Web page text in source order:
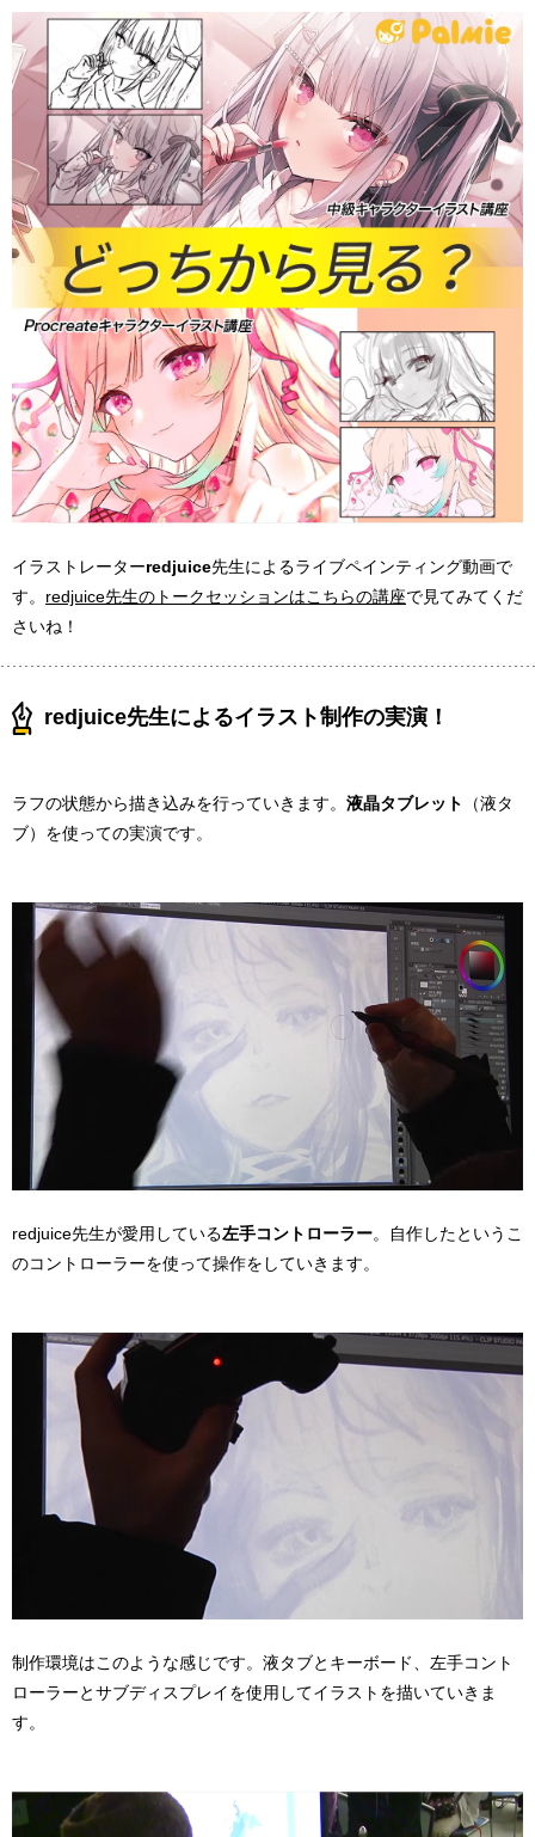
イラストレーターredjuice先生によるライブペインティング動画で
す。 redjuice先生のトークセッションはこちらの講座で見てみてくだ
さいね！
redjuice先生によるイラスト制作の実演！
ラフの状態から描き込みを行っていきます。 液晶タブレット
（液タ
ブ）を使っての実演です。
redjuice先生が愛用している左手コントローラー。自作したというこ
のコントローラーを使って操作をしていきます。
制作環境はこのような感じです。液タブとキーボード、左手コント
ローラーとサブディスプレイを使用してイラストを描いていきま
す。